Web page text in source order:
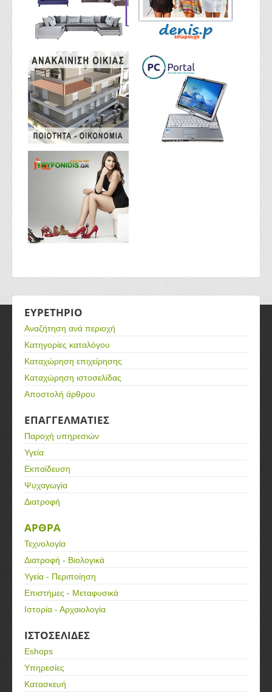
ΕΥΡΕΤΗΡΙΟ
Αναζήτηση ανά περιοχή
Κατηγορίες καταλόγου
Καταχώρηση επιχείρησης
Καταχώρηση ιστοσελίδας
Αποστολή άρθρου
ΕΠΑΓΓΕΛΜΑΤΙΕΣ
Παροχή υπηρεσιών
Υγεία
Εκπαίδευση
Ψυχαγωγία
Διατροφή
ΑΡΘΡΑ
Τεχνολογία
Διατροφή - Βιολογικά
Υγεία - Περιποίηση
Επιστήμες - Μεταφυσικά
Ιστορία - Αρχαιολογία
ΙΣΤΟΣΕΛΙΔΕΣ
Eshops
Υπηρεσίες
Κατασκευή